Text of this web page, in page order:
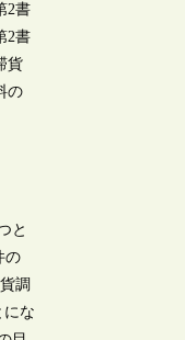
2書
2書
貨
の
と
の
調
にな